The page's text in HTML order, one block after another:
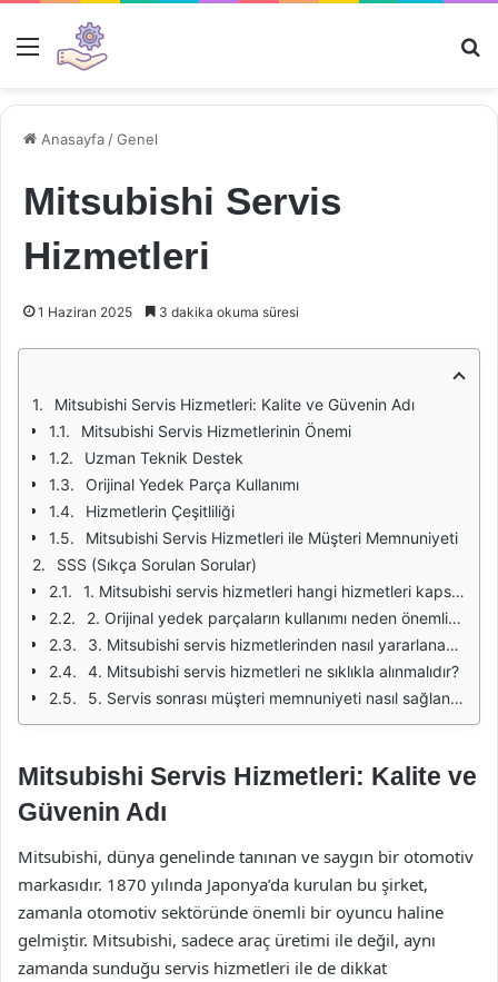
Menü
Anasayfa /Genel
Mitsubishi Servis
Hizmetleri
1 Haziran 2025 3 dakika okuma süresi
Mitsubishi Servis Hizmetleri: Kalite ve Güvenin Adı
Mitsubishi Servis Hizmetlerinin Önemi
Uzman Teknik Destek
Orijinal Yedek Parça Kullanımı
Hizmetlerin Çeşitliliği
Mitsubishi Servis Hizmetleri ile Müşteri Memnuniyeti
SSS (Sıkça Sorulan Sorular)
1. Mitsubishi servis hizmetleri hangi hizmetleri kapsamaktadır?
2. Orijinal yedek parçaların kullanımı neden önemlidir?
3. Mitsubishi servis hizmetlerinden nasıl yararlanabilirim?
4. Mitsubishi servis hizmetleri ne sıklıkla alınmalıdır?
5. Servis sonrası müşteri memnuniyeti nasıl sağlanıyor?
Mitsubishi Servis Hizmetleri: Kalite ve
Güvenin Adı
Mitsubishi, dünya genelinde tanınan ve saygın bir otomotiv
markasıdır. 1870 yılında Japonya’da kurulan bu şirket,
zamanla otomotiv sektöründe önemli bir oyuncu haline
gelmiştir. Mitsubishi, sadece araç üretimi ile değil, aynı
zamanda sunduğu servis hizmetleri ile de dikkat